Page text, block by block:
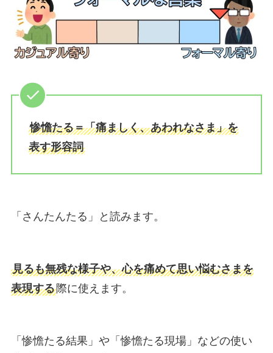
惨憺たる＝「痛ましく、あわれなさま」を
表す形容詞
「さんたんたる」と読みます。
見るも無残な様子や、心を痛めて思い悩むさまを
表現する際に使えます。
「惨憺たる結果」や「惨憺たる現場」などの使い